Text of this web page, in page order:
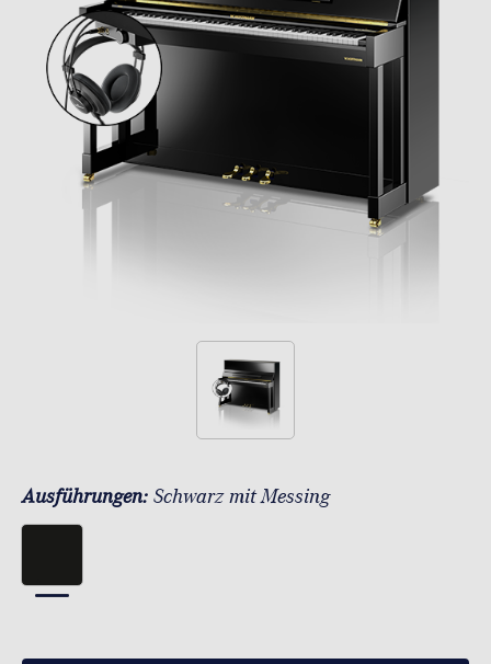
Ausführungen: Schwarz mit Messing